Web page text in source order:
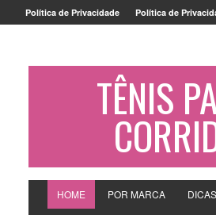
Política de Privacidade Política de
TÊNIS
HOME POR MARCA DICAS